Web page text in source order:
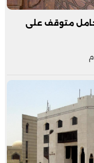
متوقف على